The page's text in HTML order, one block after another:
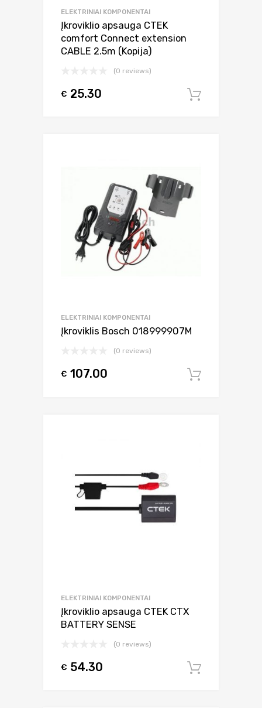
ELEKTRINIAI KOMPONENTAI
Įkroviklio apsauga CTEK
comfort Connect extension
CABLE 2.5m (Kopija)
(0 reviews)
€ 25.30
ELEKTRINIAI KOMPONENTAI
Įkroviklis Bosch 018999907M
(0 reviews)
€ 107.00
ELEKTRINIAI KOMPONENTAI
Įkroviklio apsauga CTEK CTX
BATTERY SENSE
(0 reviews)
€ 54.30